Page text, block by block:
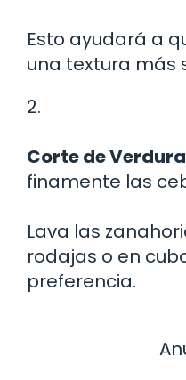
Esto ayudará a
una textura más
2.
Corte de
finamente las
Lava las
rodajas o en
preferencia.